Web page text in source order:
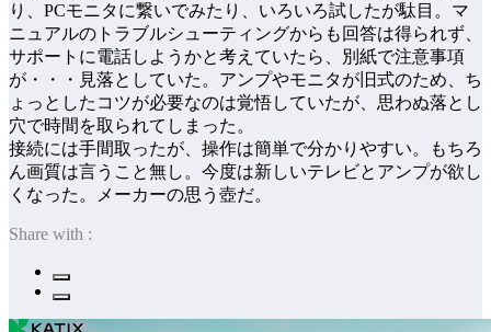
り、PCモニタに繋いでみたり、いろいろ試したが駄目。マ
ニュアルのトラブルシューティングからも回答は得られず、
サポートに電話しようかと考えていたら、別紙で注意事項
が・・・見落としていた。アンプやモニタが旧式のため、ち
ょっとしたコツが必要なのは覚悟していたが、思わぬ落とし
穴で時間を取られてしまった。
接続には手間取ったが、操作は簡単で分かりやすい。もちろ
ん画質は言うこと無し。今度は新しいテレビとアンプが欲し
くなった。メーカーの思う壺だ。
Share with :